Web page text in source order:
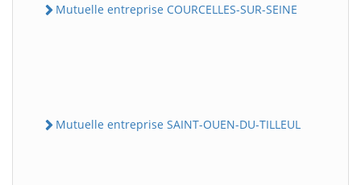
Mutuelle entreprise COURCELLES-SUR-SEINE
Mutuelle entreprise SAINT-OUEN-DU-TILLEUL